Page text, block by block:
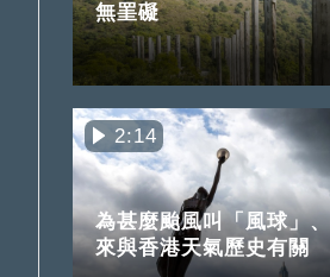
無罣礙
2:14
為甚麼颱風叫「風球」
來與香港天氣歷史有關